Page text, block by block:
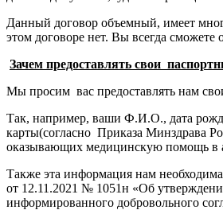
Данный договор объемный, имеет
этом договоре нет. Вы всегда сможете
Зачем предоставлять свои
Мы просим вас предоставлять нам
Так, например, ваши Ф.И.О., дата
карты(согласно Приказа Минздрава
оказывающих медицинскую помощь в
Также эта информация нам
от 12.11.2021 № 1051н «Об
информированного добровольного